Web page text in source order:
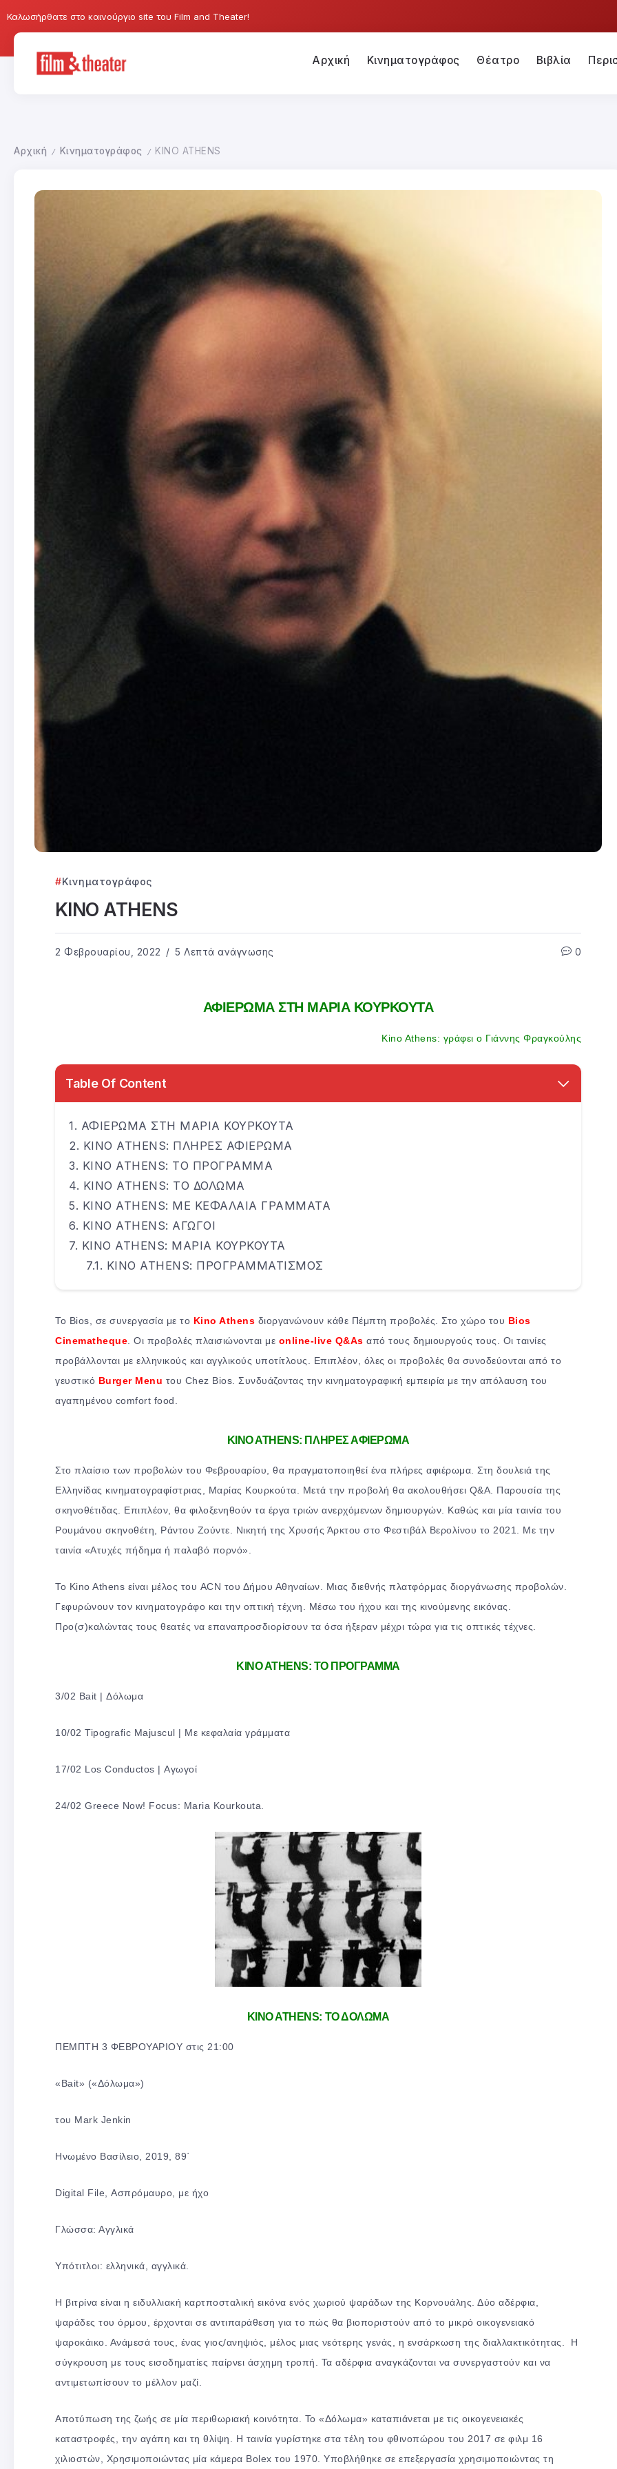
Καλωσήρθατε στο καινούργιο site του Film and Theater!
Αρχική Κινηματογράφος Θέατρο Βιβλία
Αρχική / Κινηματογράφος / KINO ATHENS
Κινηματογράφος
KINO ATHENS
2 Φεβρουαρίου, 2022 5 Λεπτά ανάγνωσης 0
ΑΦΙΕΡΩΜΑ ΣΤΗ ΜΑΡΙΑ ΚΟΥΡΚΟΥΤΑ
Kino Athens: γράφει ο Γιάννης Φραγκούλης
Table Of Content
ΑΦΙΕΡΩΜΑ ΣΤΗ ΜΑΡΙΑ ΚΟΥΡΚΟΥΤΑ
KINO ATHENS: ΠΛΗΡΕΣ ΑΦΙΕΡΩΜΑ
KINO ATHENS: ΤΟ ΠΡΟΓΡΑΜΜΑ
KINO ATHENS: ΤΟ ΔΟΛΩΜΑ
KINO ATHENS: ΜΕ ΚΕΦΑΛΑΙΑ ΓΡΑΜΜΑΤΑ
KINO ATHENS: ΑΓΩΓΟΙ
KINO ATHENS: ΜΑΡΙΑ ΚΟΥΡΚΟΥΤΑ
KINO ATHENS: ΠΡΟΓΡΑΜΜΑΤΙΣΜΟΣ
Το Bios, σε συνεργασία με το Kino Athens διοργανώνουν κάθε Πέμπτη προβολές. Στο χώρο του Bios
Cinematheque. Οι προβολές πλαισιώνονται με online-live Q&As από τους δημιουργούς τους. Οι ταινίες
προβάλλονται με ελληνικούς και αγγλικούς υποτίτλους. Επιπλέον, όλες οι προβολές θα συνοδεύονται από το
γευστικό Burger Μenu του Chez Bios. Συνδυάζοντας την κινηματογραφική εμπειρία με την απόλαυση του
αγαπημένου comfort food.
KINO ATHENS: ΠΛΗΡΕΣ ΑΦΙΕΡΩΜΑ
Στο πλαίσιο των προβολών του Φεβρουαρίου, θα πραγματοποιηθεί ένα πλήρες αφιέρωμα. Στη δουλειά της
Ελληνίδας κινηματογραφίστριας, Μαρίας Κουρκούτα. Μετά την προβολή θα ακολουθήσει Q&A. Παρουσία της
σκηνοθέτιδας. Επιπλέον, θα φιλοξενηθούν τα έργα τριών ανερχόμενων δημιουργών. Καθώς και μία ταινία του
Ρουμάνου σκηνοθέτη, Ράντου Ζούντε. Νικητή της Χρυσής Άρκτου στο Φεστιβάλ Βερολίνου το 2021. Με την
ταινία «Ατυχές πήδημα ή παλαβό πορνό».
Το Kino Athens είναι μέλος του ACN του Δήμου Αθηναίων. Μιας διεθνής πλατφόρμας διοργάνωσης προβολών.
Γεφυρώνουν τον κινηματογράφο και την οπτική τέχνη. Μέσω του ήχου και της κινούμενης εικόνας.
Προ(σ)καλώντας τους θεατές να επαναπροσδιορίσουν τα όσα ήξεραν μέχρι τώρα για τις οπτικές τέχνες.
KINO ATHENS: ΤΟ ΠΡΟΓΡΑΜΜΑ
3/02 Bait | Δόλωμα
10/02 Tipografic Majuscul | Με κεφαλαία γράμματα
17/02 Los Conductos | Αγωγοί
24/02 Greece Now! Focus: Maria Kourkouta.
KINO ATHENS: ΤΟ ΔΟΛΩΜΑ
ΠΕΜΠΤΗ 3 ΦΕΒΡΟΥΑΡΙΟΥ στις 21:00
«Bait» («Δόλωμα»)
του Mark Jenkin
Ηνωμένο Βασίλειο, 2019, 89΄
Digital File, Ασπρόμαυρο, με ήχο
Γλώσσα: Αγγλικά
Υπότιτλοι: ελληνικά, αγγλικά.
Η βιτρίνα είναι η ειδυλλιακή καρτποσταλική εικόνα ενός χωριού ψαράδων της Κορνουάλης. Δύο αδέρφια,
ψαράδες του όρμου, έρχονται σε αντιπαράθεση για το πώς θα βιοποριστούν από το μικρό οικογενειακό
ψαροκάικο. Ανάμεσά τους, ένας γιος/ανηψιός, μέλος μιας νεότερης γενάς, η ενσάρκωση της διαλλακτικότητας. Η
σύγκρουση με τους εισοδηματίες παίρνει άσχημη τροπή. Τα αδέρφια αναγκάζονται να συνεργαστούν και να
αντιμετωπίσουν το μέλλον μαζί.
Αποτύπωση της ζωής σε μία περιθωριακή κοινότητα. Το «Δόλωμα» καταπιάνεται με τις οικογενειακές
καταστροφές, την αγάπη και τη θλίψη. Η ταινία γυρίστηκε στα τέλη του φθινοπώρου του 2017 σε φιλμ 16
χιλιοστών, Χρησιμοποιώντας μία κάμερα Bolex του 1970. Υποβλήθηκε σε επεξεργασία χρησιμοποιώντας τη